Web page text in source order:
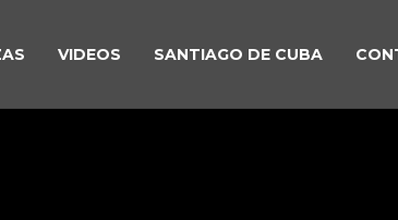
VIDEOS SANTIAGO DE CUBA